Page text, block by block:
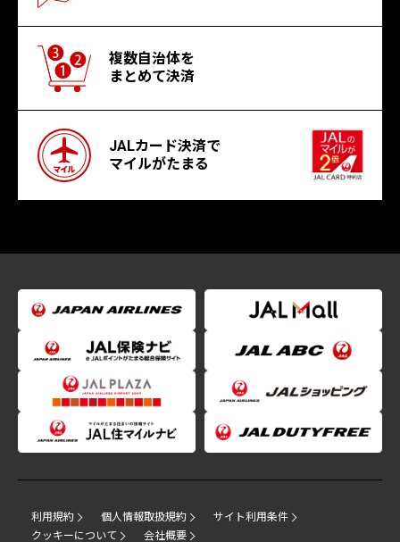
複数自治体を
まとめて決済
JALカード決済で
マイルがたまる
利用規約 個人情報取扱規約
サイト利用条件
クッキーについて
会社概要